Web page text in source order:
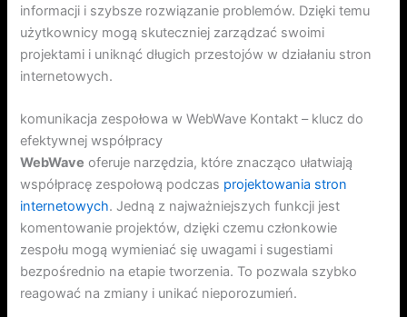
informacji i szybsze rozwiązanie problemów. Dzięki temu
użytkownicy mogą skuteczniej zarządzać swoimi
projektami i uniknąć długich przestojów w działaniu stron
internetowych.
komunikacja zespołowa w WebWave Kontakt – klucz do
efektywnej współpracy
WebWave oferuje narzędzia, które znacząco ułatwiają
współpracę zespołową podczas projektowania stron
internetowych. Jedną z najważniejszych funkcji jest
komentowanie projektów, dzięki czemu członkowie
zespołu mogą wymieniać się uwagami i sugestiami
bezpośrednio na etapie tworzenia. To pozwala szybko
reagować na zmiany i unikać nieporozumień.